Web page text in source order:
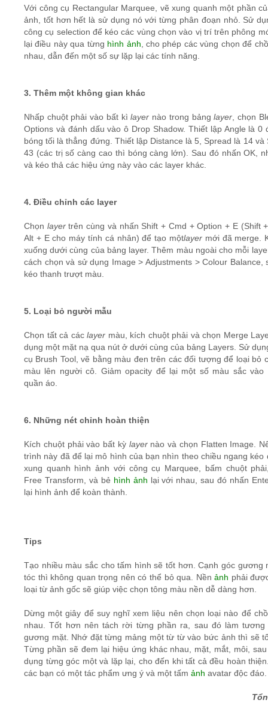
Với công cụ Rectangular Marquee, vẽ xung quanh một phần
ảnh, tốt hơn hết là sử dụng nó với từng phân đoạn nhỏ. Sử
công cụ selection để kéo các vùng chọn vào vị trí trên phông
lại điều này qua từng hình ảnh, cho phép các vùng chọn để
nhau, dẫn đến một số sự lặp lại các tính năng.
3. Thêm một không gian khác
Nhấp chuột phải vào bất kìlayer nào trong bảng layer, chọn
Options và đánh dấu vào ô Drop Shadow. Thiết lập Angle là 0
bóng tối là thẳng đứng. Thiết lập Distance là 5, Spread là 14 và
43 (các trị số càng cao thì bóng càng lớn). Sau đó nhấn OK,
và kéo thả các hiệu ứng này vào các layer khác.
4. Điều chỉnh các layer
Chọn layertrên cùng và nhấn Shift + Cmd + Option + E (Shift
Alt + E cho máy tính cá nhân) để tạo mộtlayer mới đã merge.
xuống dưới cùng của bảng layer. Thêm màu ngoài cho mỗi
cách chọn và sử dụng Image > Adjustments > Colour Balance,
kéo thanh trượt màu.
5. Loại bỏ người mẫu
Chọn tất cả cáclayer màu, kích chuột phải và chọn Merge
dụng một mặt nạ qua nút ở dưới cùng của bảng Layers. Sử
cụ Brush Tool, vẽ bằng màu đen trên các đối tượng để loại bỏ
màu lên người cô. Giảm opacity để lại một số màu sắc vào
quần áo.
6. Những nét chỉnh hoàn thiện
Kích chuột phải vào bất kỳlayer nào và chọn Flatten Image.
trình này đã để lại mô hình của bạn nhìn theo chiều ngang kéo
xung quanh hình ảnh với công cụ Marquee, bấm chuột
Free Transform, và bẻ hình ảnh lại với nhau, sau đó nhấn
lại hình ảnh để koàn thành.
Tips
Tạo nhiều màu sắc cho tấm hình sẽ tốt hơn. Cạnh góc gương
tóc thì không quan trọng nên có thể bỏ qua. Nềnảnh phải
loại từ ảnh gốc sẽ giúp việc chọn tông màu nền dễ dàng hơn.
Dừng một giây để suy nghĩ xem liệu nên chọn loại nào để
nhau. Tốt hơn nên tách rời từng phần ra, sau đó làm
gương mặt. Nhớ đặt từng mảng một từ từ vào bức ảnh thì sẽ
Từng phần sẽ đem lại hiệu ứng khác nhau, mặt, mắt, môi,
dụng từng góc một và lặp lại, cho đến khi tất cả đều hoàn
các bạn có một tác phẩm ưng ý và một tấm ảnh avatar độc đáo.